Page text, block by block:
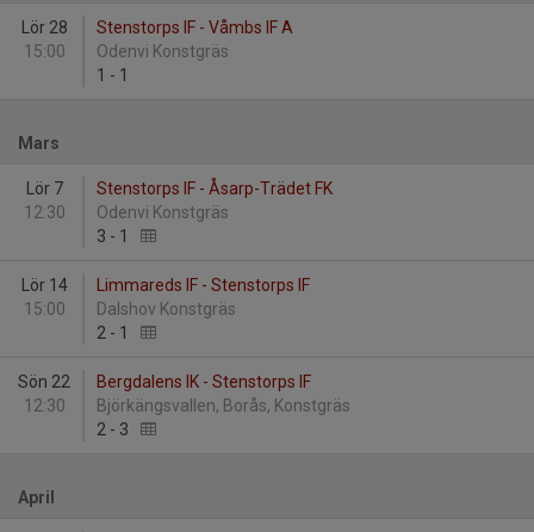
Lör 28
15:00
Stenstorps IF - Våmbs IF A
Odenvi Konstgräs
1 - 1
Mars
Lör 7
12:30
Stenstorps IF - Åsarp-Trädet FK
Odenvi Konstgräs
3 - 1
Lör 14
15:00
Limmareds IF - Stenstorps IF
Dalshov Konstgräs
2 - 1
Sön 22
12:30
Bergdalens IK - Stenstorps IF
Björkängsvallen, Borås, Konstgräs
2 - 3
April